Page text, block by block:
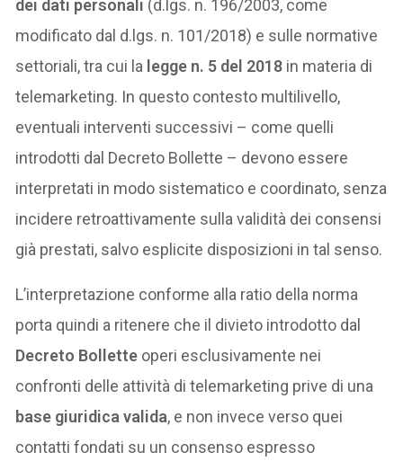
dei dati personali (d.lgs. n. 196/2003, come
modificato dal d.lgs. n. 101/2018) e sulle normative
settoriali, tra cui la legge n. 5 del 2018 in materia di
telemarketing. In questo contesto multilivello,
eventuali interventi successivi – come quelli
introdotti dal Decreto Bollette – devono essere
interpretati in modo sistematico e coordinato, senza
incidere retroattivamente sulla validità dei consensi
già prestati, salvo esplicite disposizioni in tal senso.
L’interpretazione conforme alla ratio della norma
porta quindi a ritenere che il divieto introdotto dal
Decreto Bollette operi esclusivamente nei
confronti delle attività di telemarketing prive di una
base giuridica valida, e non invece verso quei
contatti fondati su un consenso espresso